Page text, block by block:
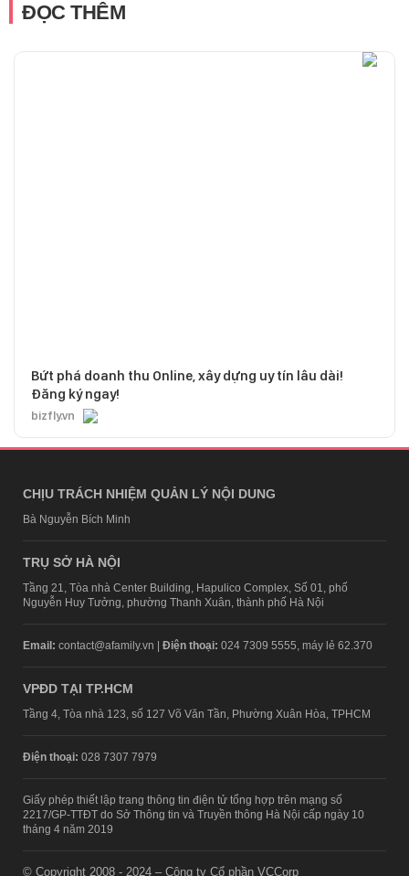
ĐỌC THÊM
Bứt phá doanh thu Online, xây dựng uy tín lâu dài!
Đăng ký ngay!
bizfly.vn
CHỊU TRÁCH NHIỆM QUẢN LÝ NỘI DUNG
Bà Nguyễn Bích Minh
TRỤ SỞ HÀ NỘI
Tầng 21, Tòa nhà Center Building, Hapulico Complex, Số 01, phố
Nguyễn Huy Tưởng, phường Thanh Xuân, thành phố Hà Nội
Email: contact@afamily.vn | Điện thoại: 024 7309 5555, máy lẻ 62.370
VPĐD TẠI TP.HCM
Tầng 4, Tòa nhà 123, số 127 Võ Văn Tần, Phường Xuân Hòa, TPHCM
Điện thoại: 028 7307 7979
Giấy phép thiết lập trang thông tin điện tử tổng hợp trên mạng số
2217/GP-TTĐT do Sở Thông tin và Truyền thông Hà Nội cấp ngày 10
tháng 4 năm 2019
© Copyright 2008 - 2024 – Công ty Cổ phần VCCorp